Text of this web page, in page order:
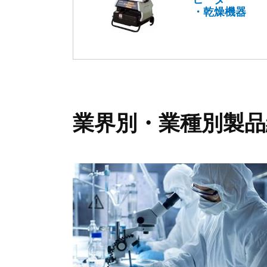
・乾燥機器
業界別・業種別製